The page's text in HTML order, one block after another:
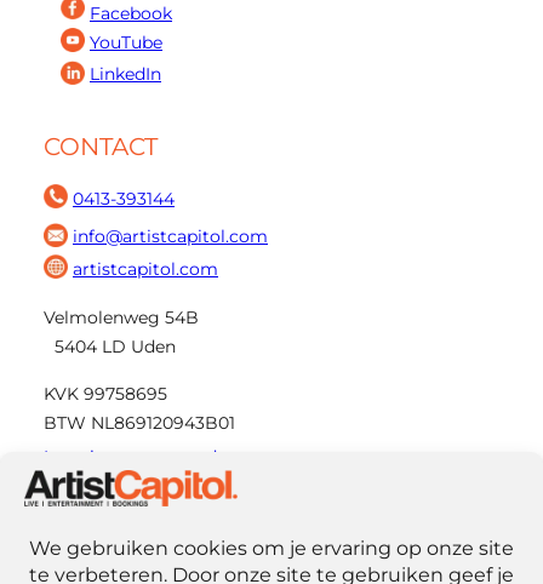
Facebook
YouTube
LinkedIn
CONTACT
0413-393144
info@artistcapitol.com
artistcapitol.com
Velmolenweg 54B
5404 LD Uden
KVK 99758695
BTW NL869120943B01
Leveringsvoorwaarden
Privacy statement